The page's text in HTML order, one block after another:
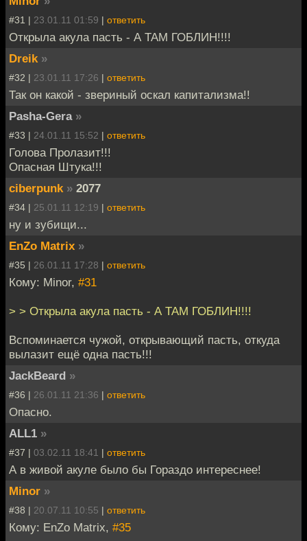
#31 | 23.01.11 01:59 | ответить
Открыла акула пасть - А ТАМ ГОБЛИН!!!!
Dreik »
#32 | 23.01.11 17:26 | ответить
Так он какой - звериный оскал капитализма!!
Pasha-Gera »
#33 | 24.01.11 15:52 | ответить
Голова Пролазит!!!
Опасная Штука!!!
ciberpunk » 2077
#34 | 25.01.11 12:19 | ответить
ну и зубищи...
EnZo Matrix »
#35 | 26.01.11 17:28 | ответить
Кому: Minor, #31
> > Открыла акула пасть - А ТАМ ГОБЛИН!!!!
Вспоминается чужой, открывающий пасть, откуда
вылазит ещё одна пасть!!!
JackBeard »
#36 | 26.01.11 21:36 | ответить
Опасно.
ALL1 »
#37 | 03.02.11 18:41 | ответить
А в живой акуле было бы Гораздо интереснее!
Minor »
#38 | 20.07.11 10:55 | ответить
Кому: EnZo Matrix, #35